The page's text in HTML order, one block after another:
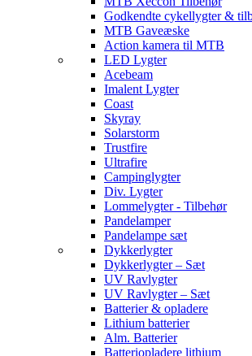
Godkendte cykellygter &
MTB Gaveæske
Action kamera til MTB
LED Lygter
Acebeam
Imalent Lygter
Coast
Skyray
Solarstorm
Trustfire
Ultrafire
Campinglygter
Div. Lygter
Lommelygter - Tilbehør
Pandelamper
Pandelampe sæt
Dykkerlygter
Dykkerlygter – Sæt
UV Ravlygter
UV Ravlygter – Sæt
Batterier & opladere
Lithium batterier
Alm. Batterier
Batteriopladere lithium